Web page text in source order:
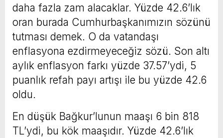
daha fazla zam alacaklar. Yüzde 42.6’lık
oran burada Cumhurbaşkanımızın sözünü
tutması demek. O da vatandaşı
enflasyona ezdirmeyeceğiz sözü. Son altı
aylık enflasyon farkı yüzde 37.57’ydi, 5
puanlık refah payı artışı ile bu yüzde 42.6
oldu.
En düşük Bağkur’lunun maaşı 6 bin 818
TL’ydi, bu kök maaşıdır. Yüzde 42.6’lık